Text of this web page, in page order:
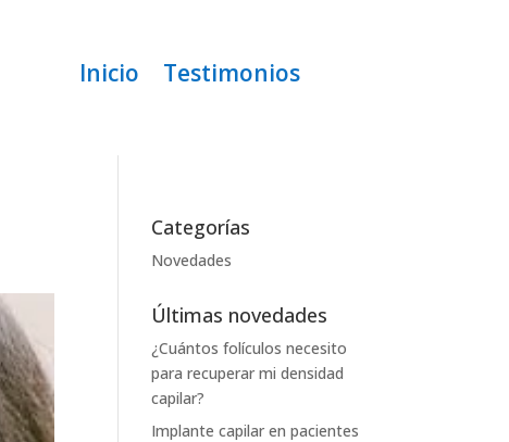
Inicio Testimonios
Categorías
Novedades
Últimas novedades
¿Cuántos folículos necesito
para recuperar mi densidad
capilar?
Implante capilar en pacientes